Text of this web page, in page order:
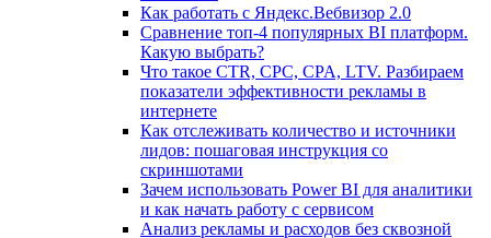
Как работать с Яндекс.Вебвизор 2.0
Сравнение топ-4 популярных BI платформ.
Какую выбрать?
Что такое CTR, CPC, CPA, LTV. Разбираем
показатели эффективности рекламы в
интернете
Как отслеживать количество и источники
лидов: пошаговая инструкция со
скриншотами
Зачем использовать Power BI для аналитики
и как начать работу с сервисом
Анализ рекламы и расходов без сквозной